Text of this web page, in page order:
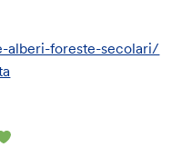
foreste-secolari/